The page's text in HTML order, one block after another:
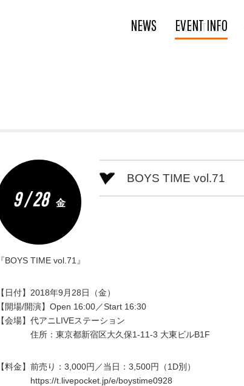
NEWS EVENT INFO
9 / 28 金
BOYS TIME vol.71
『BOYS TIME vol.71』
【日付】2018年9月28日（金）
【開場/開演】Open 16:00／Start 16:30
【会場】代アニLIVEステーション
住所：東京都新宿区大久保1-11-3 大東ビルB1F
【料金】前売り：3,000円／当日：3,500円（1D別）
https://t.livepocket.jp/e/boystime0928